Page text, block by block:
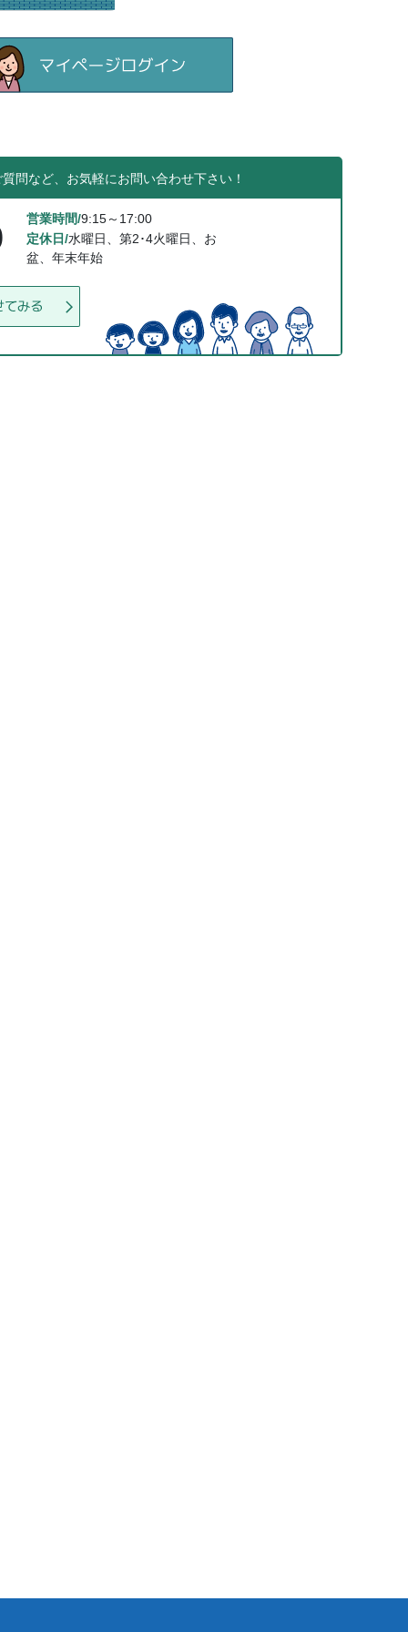
問など、お気軽にお問い合わせ下さい！
営業時間/9:15～17:00
定休日/水曜日、第2･4火曜日、お
盆、年末年始